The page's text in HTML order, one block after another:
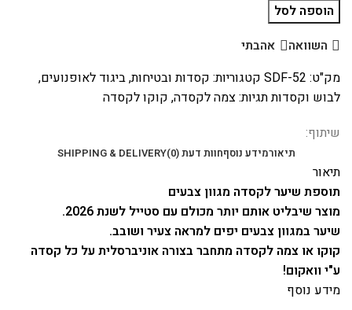
הוספה לסל
השוואה
אהבתי
מק"ט: SDF-52 קטגוריות: קסדות ובטיחות,ביגוד לאופנועים,
לבוש וקסדותתגיות:צמה לקסדה, קוקו לקסדה
שיתוף:
תיאורמידע נוסףחוות דעת (0) SHIPPING & DELIVERY
תיאור
תוספת שיער לקסדה מגוון צבעים
מוצר שיבליט אותם יותר מכולם עם סטייל לשנת 2026.
שיער במגוון צבעים יפים למראה צעיר ושובב.
קוקו או צמה לקסדה מתחבר בצורה אוניברסלית על כל קסדה
ע"י וואקום!
מידע נוסף